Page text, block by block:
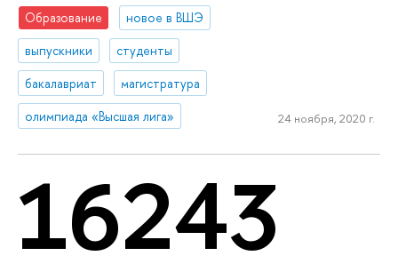
Образование
новое в ВШЭ
выпускники
студенты
бакалавриат
магистратура
олимпиада «Высшая лига»
24 ноября, 2020 г.
16243